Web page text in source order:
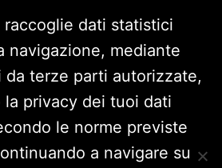
raccoglie dati statistici
navigazione, mediante
da terze parti autorizzate,
la privacy dei tuoi dati
le norme previste
a navigare su